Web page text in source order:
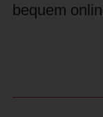
bequem